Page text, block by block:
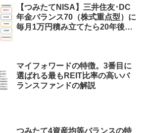
【つみたてNISA】三井住友･DC
年金バランス70（株式重点型）に
毎月1万円積み立てたら20年後い
マイフォワードの特徴。3番目に
選ばれる最もREIT比率の高いバ
ランスファンドの解説
つみたて4資産均等バランスの特